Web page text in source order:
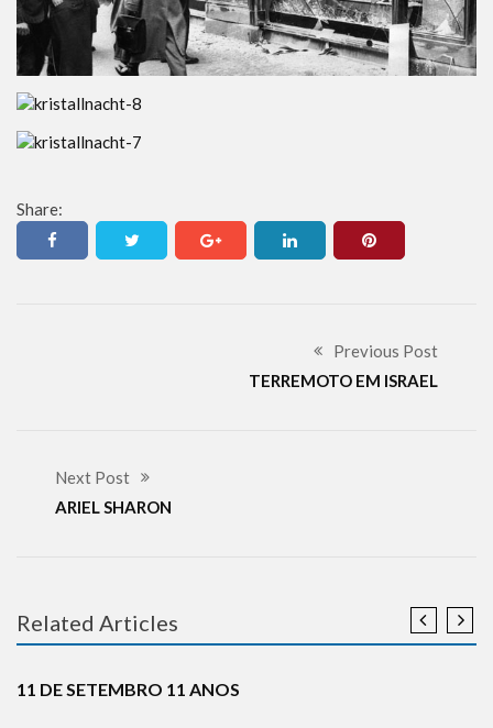
Share:
Previous Post
TERREMOTO EM ISRAEL
Next Post
ARIEL SHARON
Related Articles
11 DE SETEMBRO 11 ANOS